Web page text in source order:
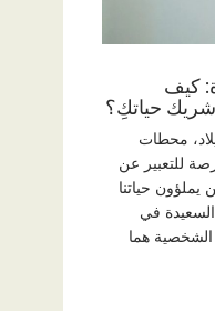
كيف
حياتكِ؟
محطات
للتعبير عن
حياتنا
في
هما